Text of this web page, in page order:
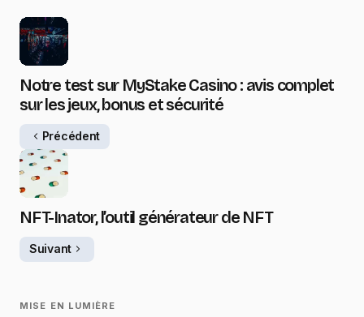
Notre test sur MyStake Casino : avis complet
sur les jeux, bonus et sécurité
Précédent
NFT-Inator, l’outil générateur de NFT
Suivant
MISE EN LUMIÈRE